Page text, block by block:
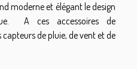
moderne et élégant le design
A ces accessoires de
de pluie, de vent et de